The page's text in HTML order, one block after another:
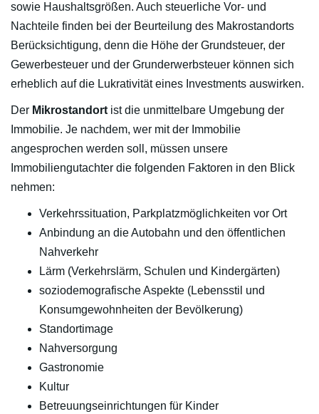
sowie Haushaltsgrößen. Auch steuerliche Vor- und
Nachteile finden bei der Beurteilung des Makrostandorts
Berücksichtigung, denn die Höhe der Grundsteuer, der
Gewerbesteuer und der Grunderwerbsteuer können sich
erheblich auf die Lukrativität eines Investments auswirken.
Der Mikrostandort ist die unmittelbare Umgebung der
Immobilie. Je nachdem, wer mit der Immobilie
angesprochen werden soll, müssen unsere
Immobiliengutachter die folgenden Faktoren in den Blick
nehmen:
Verkehrssituation, Parkplatzmöglichkeiten vor Ort
Anbindung an die Autobahn und den öffentlichen
Nahverkehr
Lärm (Verkehrslärm, Schulen und Kindergärten)
soziodemografische Aspekte (Lebensstil und
Konsumgewohnheiten der Bevölkerung)
Standortimage
Nahversorgung
Gastronomie
Kultur
Betreuungseinrichtungen für Kinder